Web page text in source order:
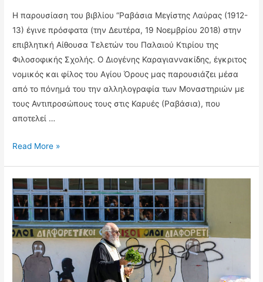
Η παρουσίαση του βιβλίου “Ραβάσια Μεγίστης Λαύρας (1912-
13) έγινε πρόσφατα (την Δευτέρα, 19 Νοεμβρίου 2018) στην
επιβλητική Αίθουσα Τελετών του Παλαιού Κτιρίου της
Φιλοσοφικής Σχολής. Ο Διογένης Καραγιαννακίδης, έγκριτος
νομικός και φίλος του Αγίου Όρους μας παρουσιάζει μέσα
από το πόνημά του την αλληλογραφία των Μοναστηριών με
τους Αντιπροσώπους τους στις Καρυές (Ραβάσια), που
αποτελεί …
Παρουσίαση
“Ραβάσια
Μεγίστης
Λαύρας
(1912-
Read More »